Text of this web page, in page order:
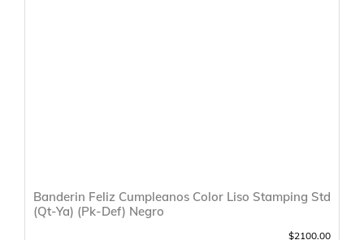
Banderin Feliz Cumpleanos Color Liso Stamping Std
(Qt-Ya) (Pk-Def) Negro
$2100.00